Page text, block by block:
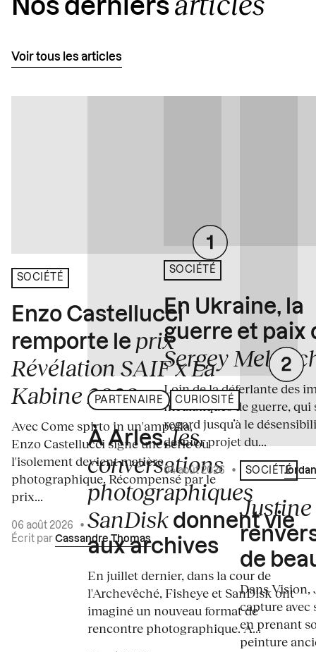
Nos derniers
Voir tous les articles
SOCIÉTÉ
Enzo Castellucci
remporte le prix
Révélation SAIF x La
Kabine 2026
Avec Come spirto in un'ampolla,
Enzo Castellucci signe une série où
l'isolement devient matière
photographique. Récompensé par le
prix...
06 août 2026
•
Écrit par Cassandre Thomas
PARTENAIRE CURIOSITÉ
À Arles,les
conversations
photographiques
SanDisk donnent vie
aux archives
En juillet dernier, dans la cour de
l'Archevêché, Fisheye et SanDisk ont
imaginé un nouveau format de
rencontre photographique. À...
SOCIÉTÉ
En Ukraine, la
guerre et paix
Sergey
Loin de la déferlante des
médiatiques de guerre, qui
regard jusqu’à le
dernier projet du...
04 août 2026 • Écrit par
SOCIÉTÉ
de
Dans
capture avec
en prenant
peinture